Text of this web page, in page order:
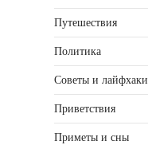
Путешествия
Политика
Советы и лайфхаки
Приветствия
Приметы и сны